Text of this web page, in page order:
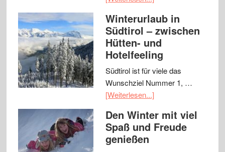
Winterurlaub in
Südtirol – zwischen
Hütten- und
Hotelfeeling
Südtirol ist für viele das
Wunschziel Nummer 1, …
[Weiterlesen...]
Den Winter mit viel
Spaß und Freude
genießen